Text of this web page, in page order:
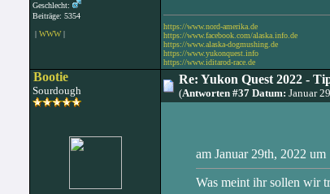
Geschlecht:
Beiträge: 5354
| WWW|
https://www.nord-amerika.de
https://www.facebook.com/alaska.info.de
https://www.alaska-dogmushing.de
https://www.yukonquest.info
https://www.iditarod-race.de
Bootie
Sourdough
Re: Yukon Quest 2022 -
(Antworten #37 Datum: Januar
am Januar 29th, 2022
Was meint ihr sollen wir